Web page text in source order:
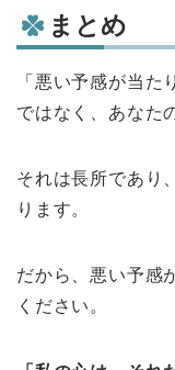
まとめ
「悪い予感が当
ではなく、あなた
それは長所であり
ります。
だから、悪い予感
ください。